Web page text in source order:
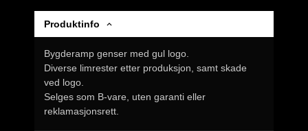
Produktinfo
Bygderamp genser med gul logo.
Diverse limrester etter produksjon, samt skade
ved logo.
Selges som B-vare, uten garanti eller
reklamasjonsrett.